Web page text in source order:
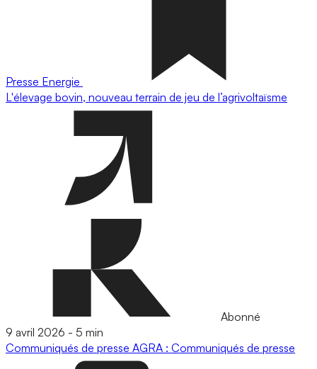
Presse Energie
L'élevage bovin, nouveau terrain de jeu de l’agrivoltaïsme
Abonné
9 avril 2026 - 5 min
Communiqués de presse AGRA : Communiqués de presse